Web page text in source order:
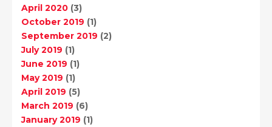
April 2020 (3)
October 2019 (1)
September 2019 (2)
July 2019 (1)
June 2019 (1)
May 2019 (1)
April 2019 (5)
March 2019 (6)
January 2019 (1)